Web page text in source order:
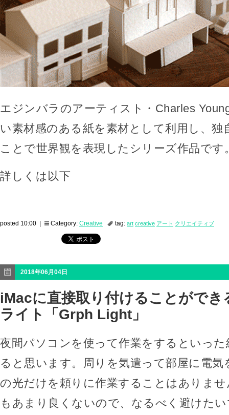
エジンバラのアーティスト・Charles
い素材感のある紙を素材として利用し、独
ことで世界観を表現したシリーズ作品です
詳しくは以下
posted 10:00 | Category: Creative tag: art creative アート クリエイティブ
2018年06月04日
iMacに直接取り付けることができ
ライト「Grph Light」
夜間パソコンを使って作業をするといっ
ると思います。周りを気遣って部屋に電気
の光だけを頼りに作業することはありま
もあまり良くないので、なるべく避けた